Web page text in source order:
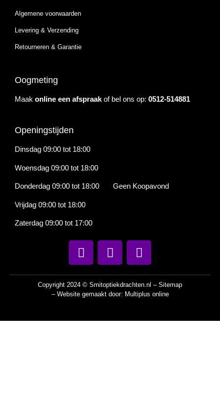
Algemene voorwaarden
Levering & Verzending
Retourneren & Garantie
Oogmeting
Maak online een afspraak of bel ons op: 0512-514881
Openingstijden
Dinsdag 09:00 tot 18:00
Woensdag 09:00 tot 18:00
Donderdag 09:00 tot 18:00 Geen Koopavond
Vrijdag 09:00 tot 18:00
Zaterdag 09:00 tot 17:00
Copyright 2024 © Smitoptiekdrachten.nl – Sitemap
– Website gemaakt door: Multiplus online